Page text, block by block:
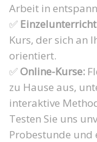
Arbeit in
✅
Kurs, der sich an
orientiert.
✅Online-Kurse:
zu Hause aus,
interaktive
Testen Sie uns
Probestunde und